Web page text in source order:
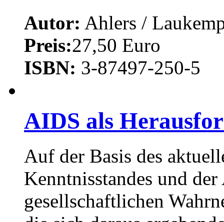
Autor: Ahlers /
Preis:27,50 Euro
ISBN: 3-87497-250-5
AIDS als
Auf der Basis des
Kenntnisstandes und
gesellschaftlichen